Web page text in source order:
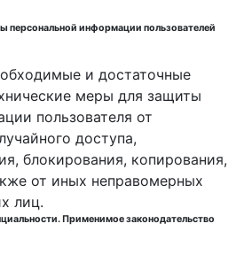
информации пользователей
и достаточные
меры для защиты
пользователя от
доступа,
блокирования, копирования,
от иных неправомерных
лиц.
Применимое законодательство